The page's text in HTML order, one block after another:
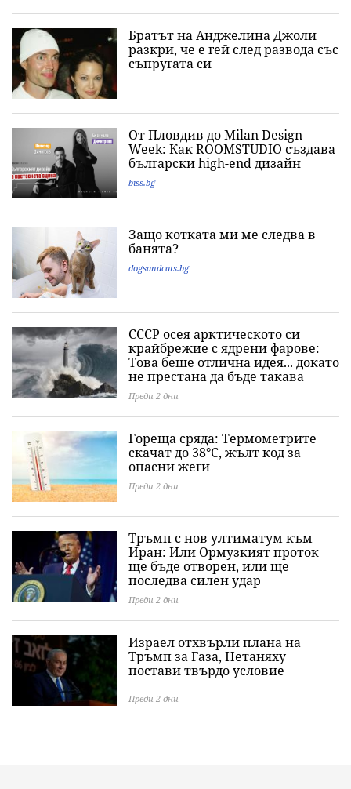
Братът на Анджелина Джоли
разкри, че е гей след развода със
съпругата си
От Пловдив до Milan Design
Week: Как ROOMSTUDIO създава
български high-end дизайн
biss.bg
Защо котката ми ме следва в
банята?
dogsandcats.bg
СССР осея арктическото си
крайбрежие с ядрени фарове:
Това беше отлична идея... докато
не престана да бъде такава
Преди 2 дни
Гореща сряда: Термометрите
скачат до 38°C, жълт код за
опасни жеги
Преди 2 дни
Тръмп с нов ултиматум към
Иран: Или Ормузкият проток
ще бъде отворен, или ще
последва силен удар
Преди 2 дни
Израел отхвърли плана на
Тръмп за Газа, Нетаняху
постави твърдо условие
Преди 2 дни